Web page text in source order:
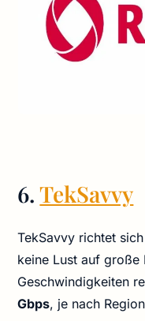
6.TekSavvy
TekSavvy richtet
keine Lust auf große
Geschwindigkeiten
Gbps, je nach